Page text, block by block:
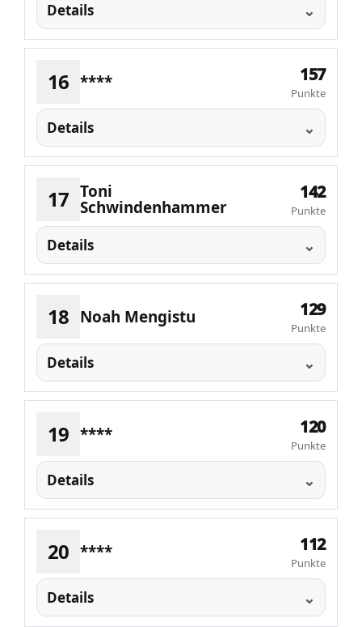
Details
16 **** 157
Punkte
Details
17 Toni
Schwindenhammer
142
Punkte
Details
18 Noah Mengistu 129
Punkte
Details
19 **** 120
Punkte
Details
20 **** 112
Punkte
Details